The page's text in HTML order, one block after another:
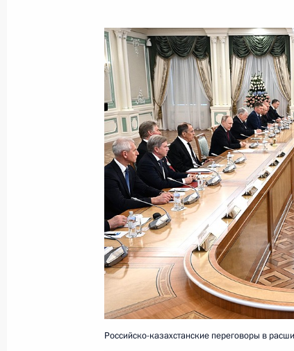
Телефонный разговор с
Жомартом Токаевым
2 марта 2024 года, 12:00
Встреча с Президентом
21 февраля 2024 года, 17:30
Заседание Высшего
25 декабря 2023 года, 20:10
Официальный визит в
Российско-казахстанские переговоры в